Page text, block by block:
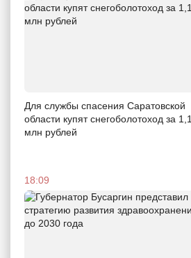
Для службы спасения Саратовской
области купят снегоболотоход за 1,1
млн рублей
18:09